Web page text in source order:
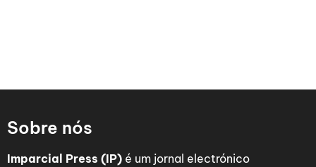
Sobre nós
Imparcial Press (IP) é um jornal electrónico